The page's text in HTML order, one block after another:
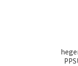
hegen X